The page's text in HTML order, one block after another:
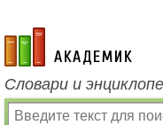
academic.ru
Словари и